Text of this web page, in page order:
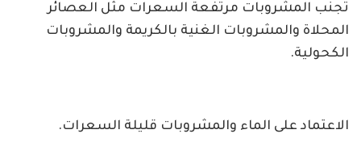
تجنب المشروبات مرتفعة السعرات مثل العصائر
المحلاة والمشروبات الغنية بالكريمة والمشروبات
الكحولية.
الاعتماد على الماء والمشروبات قليلة السعرات.